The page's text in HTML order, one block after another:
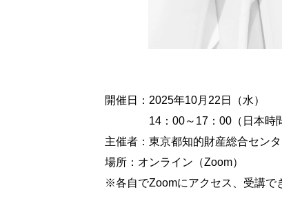
開催日：2025年10月22日（水）
14：00～17：00（日本時
主催者：東京都知的財産総合セン
場所：オンライン（Zoom）
※各自でZoomにアクセス、受講で